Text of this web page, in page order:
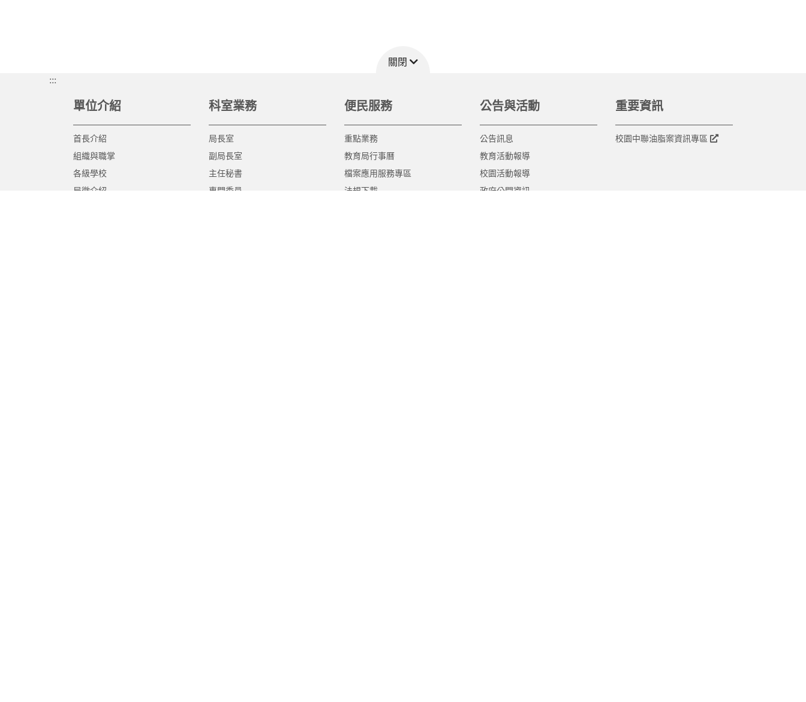
關閉
:::
單位介紹
首長介紹
組織與職掌
各級學校
局徽介紹
科室業務
局長室
副局長室
主任秘書
專門委員
便民服務
重點業務
教育局行事曆
檔案應用服務專區
法規下載
公告與活動
公告訊息
教育活動報導
校園活動報導
政府公開資訊
重要資訊
校園中聯油脂案資訊專區